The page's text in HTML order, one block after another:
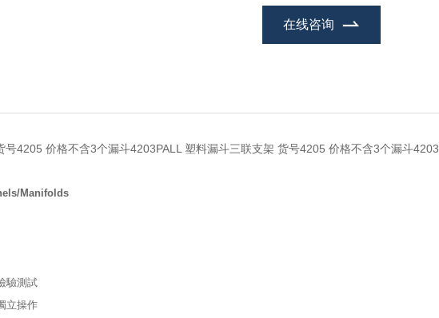
材質與特色：
在线咨询
号4205 价格不含3个漏斗4203PALL 塑料漏斗三联支架 货号4205 价格不含3个漏斗4203
Manifolds
驗測試
立操作